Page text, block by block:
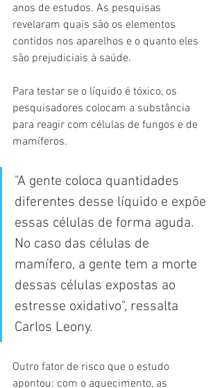
anos de estudos. As pesquisas
revelaram quais são os elementos
contidos nos aparelhos e o quanto eles
são prejudiciais à saúde.
Para testar se o líquido é tóxico, os
pesquisadores colocam a substância
para reagir com células de fungos e de
mamíferos.
"A gente coloca quantidades
diferentes desse líquido e expõe
essas células de forma aguda.
No caso das células de
mamífero, a gente tem a morte
dessas células expostas ao
estresse oxidativo", ressalta
Carlos Leony.
Outro fator de risco que o estudo
apontou: com o aquecimento, as